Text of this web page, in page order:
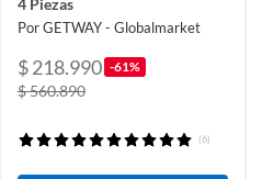
Por GETWAY - Globalmarket
$ 218.990 -61%
$ 560.890
(6)